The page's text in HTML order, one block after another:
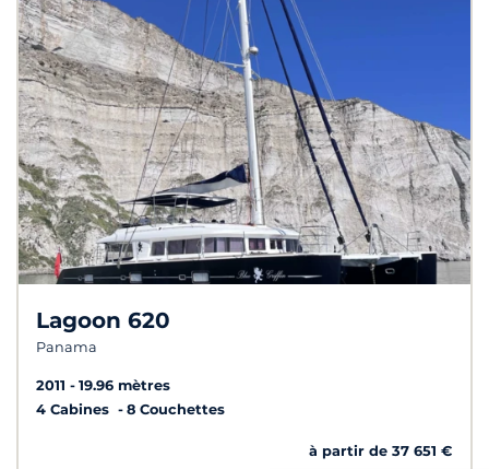
Lagoon 620
Panama
2011
19.96 mètres
4 Cabines
8 Couchettes
à partir de 37 651 €